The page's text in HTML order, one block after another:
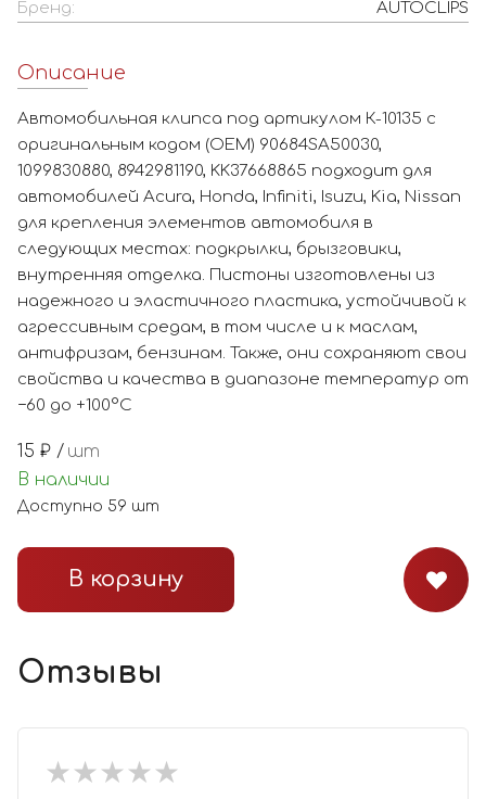
Бренд:
AUTOCLIPS
Описание
Автомобильная клипса под артикулом К-10135 с
оригинальным кодом (OEM) 90684SA50030,
1099830880, 8942981190, KK37668865 подходит для
автомобилей Acura, Honda, Infiniti, Isuzu, Kia, Nissan
для крепления элементов автомобиля в
следующих местах: подкрылки, брызговики,
внутренняя отделка. Пистоны изготовлены из
надежного и эластичного пластика, устойчивой к
агрессивным средам, в том числе и к маслам,
антифризам, бензинам. Также, они сохраняют свои
свойства и качества в диапазоне температур от
−60 до +100°С
15 ₽ / шт
В наличии
Доступно 59 шт
В корзину
Отзывы
★★★★★
★★★★★